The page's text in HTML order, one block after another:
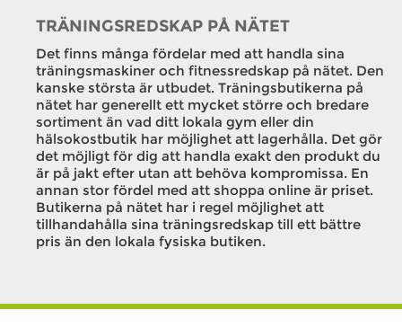
TRÄNINGSREDSKAP PÅ NÄTET
Det finns många fördelar med att handla sina
träningsmaskiner och fitnessredskap på nätet. Den
kanske största är utbudet. Träningsbutikerna på
nätet har generellt ett mycket större och bredare
sortiment än vad ditt lokala gym eller din
hälsokostbutik har möjlighet att lagerhålla. Det gör
det möjligt för dig att handla exakt den produkt du
är på jakt efter utan att behöva kompromissa. En
annan stor fördel med att shoppa online är priset.
Butikerna på nätet har i regel möjlighet att
tillhandahålla sina träningsredskap till ett bättre
pris än den lokala fysiska butiken.